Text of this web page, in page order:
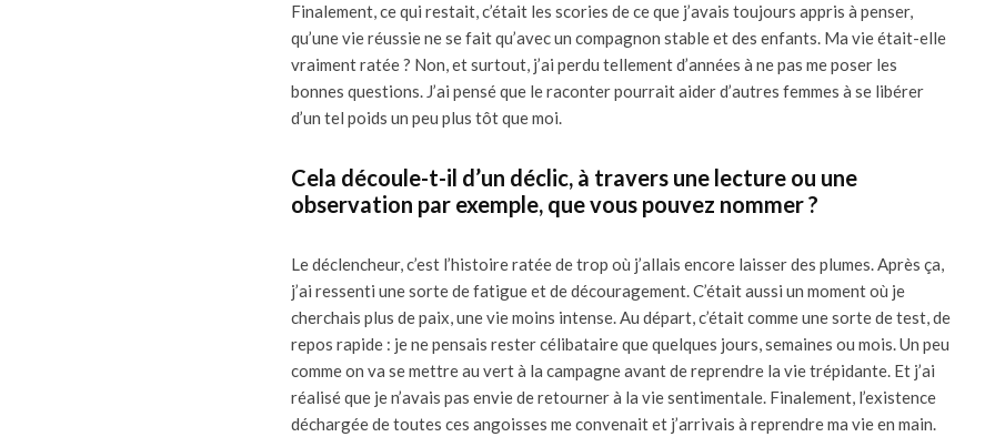
Finalement, ce qui restait, c’était les scories de ce que j’avais toujours appris à penser,
qu’une vie réussie ne se fait qu’avec un compagnon stable et des enfants. Ma vie était-elle
vraiment ratée ? Non, et surtout, j’ai perdu tellement d’années à ne pas me poser les
bonnes questions. J’ai pensé que le raconter pourrait aider d’autres femmes à se libérer
d’un tel poids un peu plus tôt que moi.
Cela découle-t-il d’un déclic, à travers une lecture ou une
observation par exemple, que vous pouvez nommer ?
Le déclencheur, c’est l’histoire ratée de trop où j’allais encore laisser des plumes. Après ça,
j’ai ressenti une sorte de fatigue et de découragement. C’était aussi un moment où je
cherchais plus de paix, une vie moins intense. Au départ, c’était comme une sorte de test, de
repos rapide : je ne pensais rester célibataire que quelques jours, semaines ou mois. Un peu
comme on va se mettre au vert à la campagne avant de reprendre la vie trépidante. Et j’ai
réalisé que je n’avais pas envie de retourner à la vie sentimentale. Finalement, l’existence
déchargée de toutes ces angoisses me convenait et j’arrivais à reprendre ma vie en main.